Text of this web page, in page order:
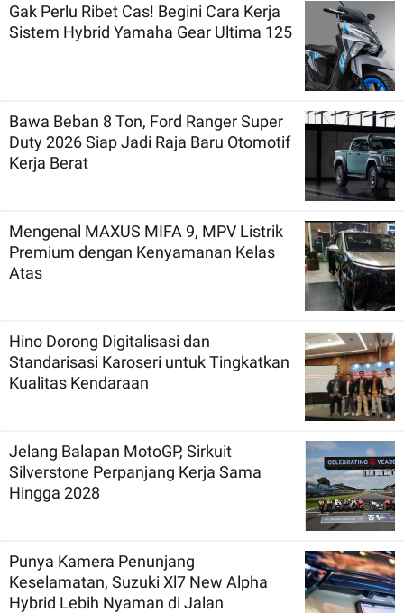
Gak Perlu Ribet Cas! Begini Cara Kerja
Sistem Hybrid Yamaha Gear Ultima 125
Bawa Beban 8 Ton, Ford Ranger Super
Duty 2026 Siap Jadi Raja Baru Otomotif
Kerja Berat
Mengenal MAXUS MIFA 9, MPV Listrik
Premium dengan Kenyamanan Kelas
Atas
Hino Dorong Digitalisasi dan
Standarisasi Karoseri untuk Tingkatkan
Kualitas Kendaraan
Jelang Balapan MotoGP, Sirkuit
Silverstone Perpanjang Kerja Sama
Hingga 2028
Punya Kamera Penunjang
Keselamatan, Suzuki Xl7 New Alpha
Hybrid Lebih Nyaman di Jalan